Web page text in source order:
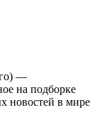
—
на подборке
новостей в мире